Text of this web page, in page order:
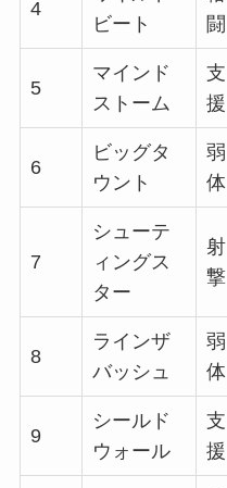
4
ビート
闘
5
マインド
ストーム
支
援
6
ビッグタ
ウント
弱
体
7
シューテ
ィングス
ター
射
撃
8
ラインザ
バッシュ
弱
体
9
シールド
ウォール
支
援